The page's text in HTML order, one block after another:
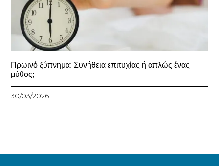
Πρωινό ξύπνημα: Συνήθεια επιτυχίας ή απλώς ένας
μύθος;
30/03/2026